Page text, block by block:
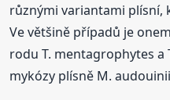
různými variantami plísní,
Ve většině případů je
rodu T. mentagrophytes
mykózy plísně M.